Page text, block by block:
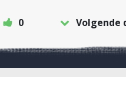
0 Volgende